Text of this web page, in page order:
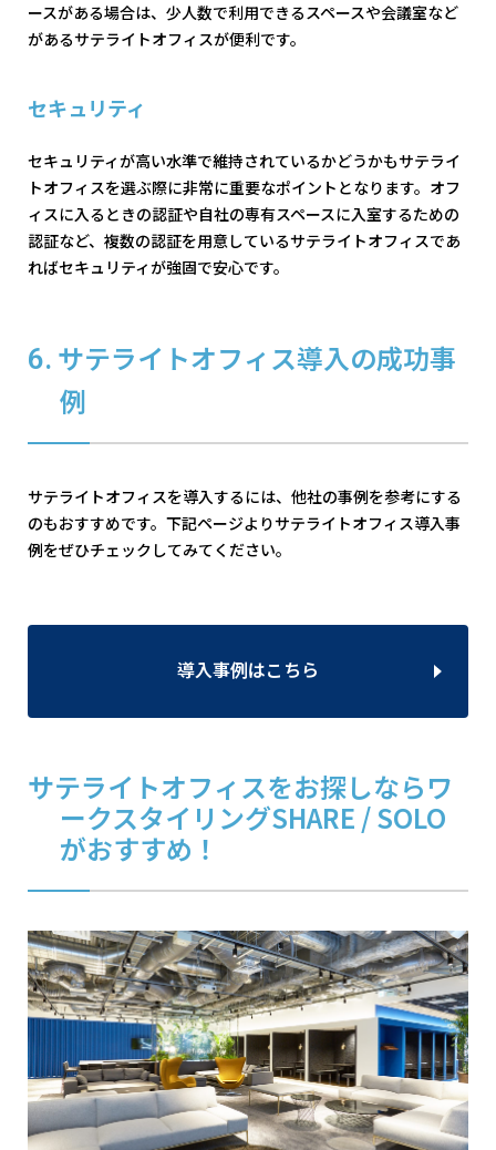
ースがある場合は、少人数で利用できるスペースや会議室など
があるサテライトオフィスが便利です。
セキュリティ
セキュリティが高い水準で維持されているかどうかもサテライ
トオフィスを選ぶ際に非常に重要なポイントとなります。オフ
ィスに入るときの認証や自社の専有スペースに入室するための
認証など、複数の認証を用意しているサテライトオフィスであ
ればセキュリティが強固で安心です。
サテライトオフィス導入の成功事
例
サテライトオフィスを導入するには、他社の事例を参考にする
のもおすすめです。下記ページよりサテライトオフィス導入事
例をぜひチェックしてみてください。
導入事例はこちら
サテライトオフィスをお探しならワ
ークスタイリングSHARE / SOLO
がおすすめ！